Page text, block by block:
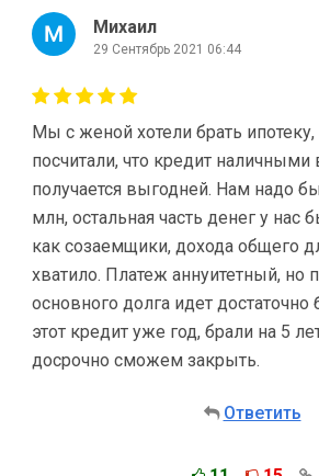
Михаил
29 Сентябрь 2021 06:44
Мы с женой хотели брать ипотеку,
посчитали, что кредит наличными
получается выгодней. Нам надо
млн, остальная часть денег у нас
как созаемщики, дохода общего
хватило. Платеж аннуитетный, но
основного долга идет
этот кредит уже год, брали на 5
досрочно сможем закрыть.
Ответить